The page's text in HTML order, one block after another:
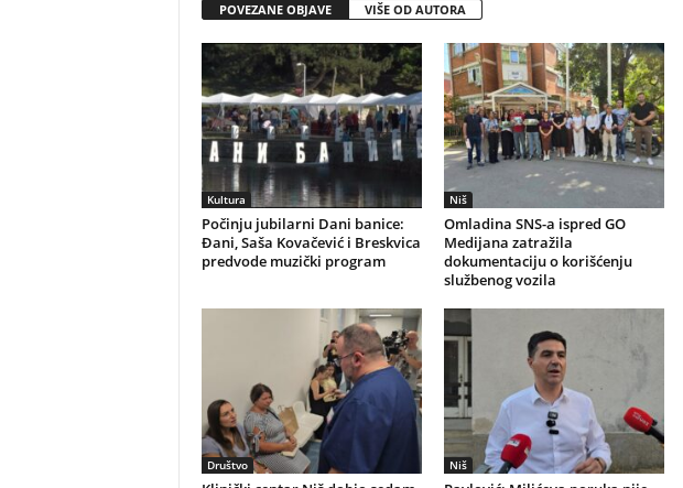
POVEZANE OBJAVE VIŠE OD AUTORA
Kultura
Počinju jubilarni Dani banice:
Đani, Saša Kovačević i Breskvica
predvode muzički program
Niš
Omladina SNS-a ispred GO
Medijana zatražila
dokumentaciju o korišćenju
službenog vozila
Društvo Niš